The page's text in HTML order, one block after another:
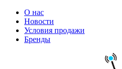
О нас
Новости
Условия продажи
Бренды